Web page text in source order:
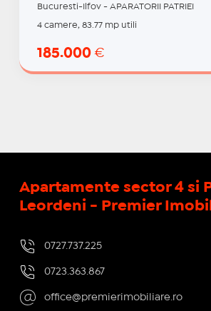
Bucuresti-Ilfov - APARATORII PATRIEI
4 camere, 83.77 mp utili
185.000 €
Apartamente sector 4 si
Leordeni - Premier
0727.737.225
0723.363.867
office@premierimobiliare.ro